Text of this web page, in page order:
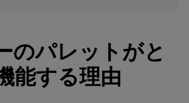
のパレットがと
能する理由